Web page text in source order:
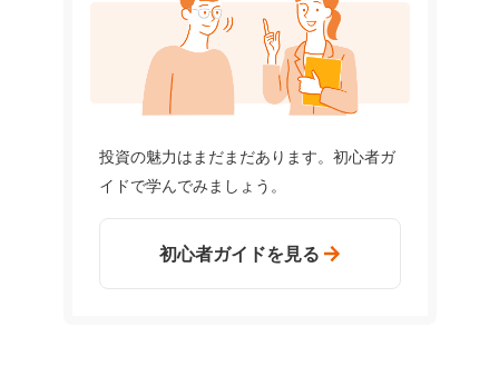
投資の魅力はまだまだあります。初心者ガ
イドで学んでみましょう。
初心者ガイドを見る